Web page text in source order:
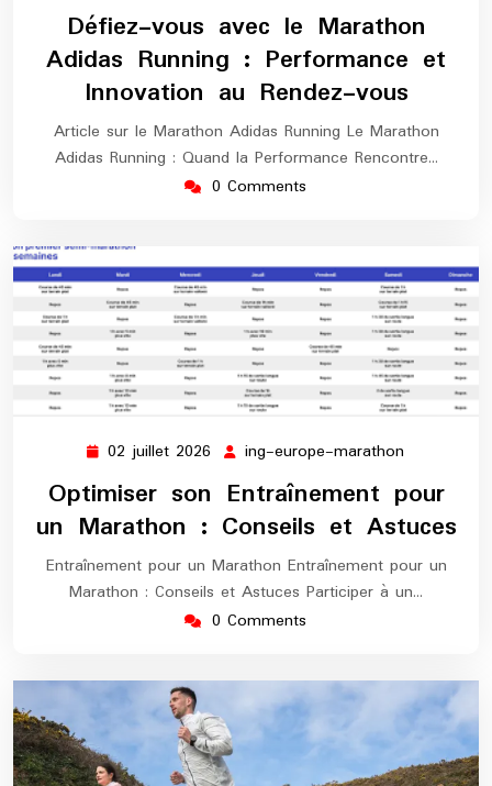
2026
marathon
Défiez-vous avec le Marathon
Adidas Running : Performance et
Innovation au Rendez-vous
Article sur le Marathon Adidas Running Le Marathon
Adidas Running : Quand la Performance Rencontre…
0 Comments
02 juillet 2026 02
juillet
2026
ing-europe-marathon
marathon
Optimiser son Entraînement pour
un Marathon : Conseils et Astuces
Entraînement pour un Marathon Entraînement pour un
Marathon : Conseils et Astuces Participer à un…
0 Comments